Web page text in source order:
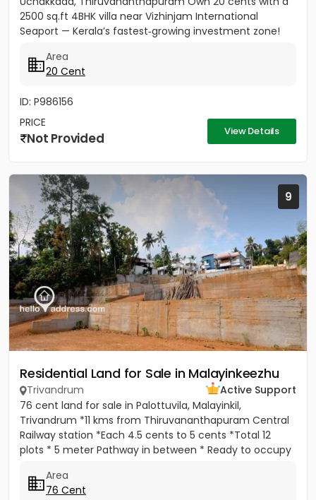
2500 sq.ft 4BHK villa near Vizhinjam International
Seaport — Kerala’s fastest‑growing investment zone!
Area
20 Cent
ID: P986156
PRICE
Not Provided View Details
9
Residential Land for Sale in Malayinkeezhu
Trivandrum
Active Support
76 cent land for sale in Palottuvila, Malayinkil,
Trivandrum *11 kms from Thiruvananthapuram Central
Railway station *Each 4.5 cents to 5 cents *Total 12
plots * 5 meter Pathway in between * Ready to occupy
Area
76 Cent